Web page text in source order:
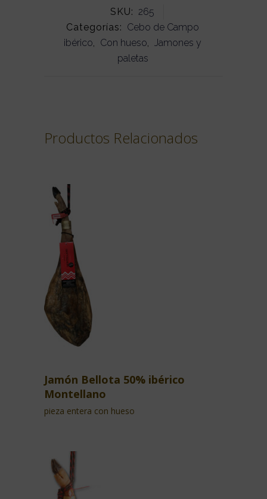
SKU: 265
Categorías: Cebo de Campo
ibérico
Con hueso
Jamones y
paletas
Productos Relacionados
Jamón Bellota 50% ibérico
Montellano
pieza entera con hueso